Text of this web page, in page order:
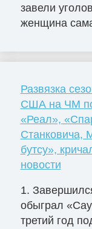
завели
женщина
Развязка
США на ЧМ по
«Реал»,
Станковича,
бутсу»,
новости
1.
обыграл
третий год